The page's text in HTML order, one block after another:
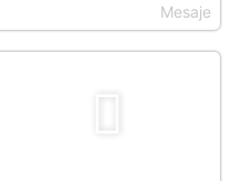
Mesaje